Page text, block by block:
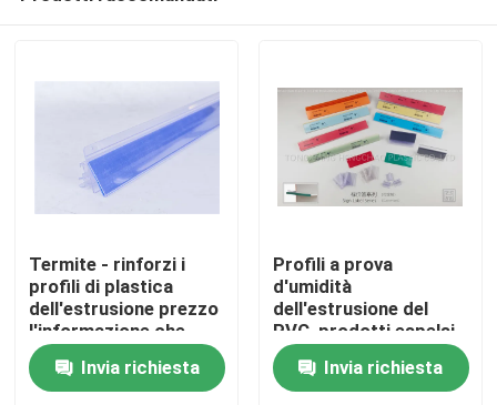
Casa.
Termite - rinforzi i
profili di plastica
dell'estrusione prezzo
l'informazione che
mostra l'uso
Invia richiesta
Profili a prova
d'umidità
dell'estrusione del
PVC, prodotti espelsi
di plastica livellati
verdi Invia richiesta